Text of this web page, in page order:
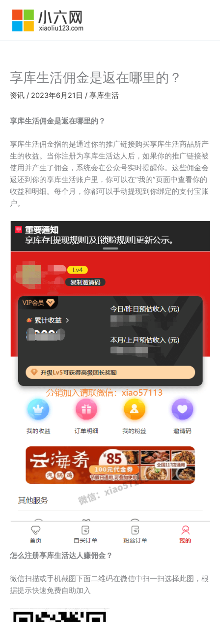
享库生活佣金是返在哪里的？
资讯 / 2023年6月21日 / 享库生活
享库生活佣金是返在哪里的？
享库生活佣金指的是通过你的推广链接购买享库生活商品所产
生的收益。当你注册为享库生活达人后，如果你的推广链接被
使用并产生了佣金，系统会在公众号实时提醒你。这些佣金会
返还到你的享库生活账户里，你可以在“我的”页面中查看你的
收益和明细。每个月，你都可以手动提现到你绑定的支付宝账
户。
怎么注册享库生活达人赚佣金？
微信扫描或手机截图下面二维码在微信中扫一扫选择此图，根
据提示快速免费自助加入